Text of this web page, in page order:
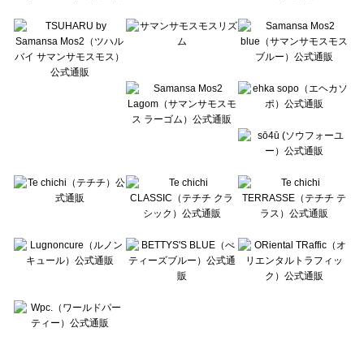
Lugnoncure（ルノンキュール）のボトムス一覧
BETTY'S BLUE（べティーズブルー）のボトムス一覧
Wpc.（ワールドパーティー）のボトムス一覧